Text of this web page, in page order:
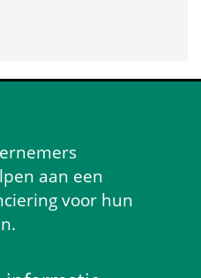
aan een
voor hun